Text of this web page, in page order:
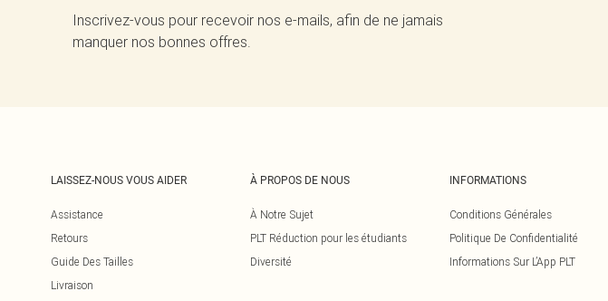
Inscrivez-vous pour recevoir nos e-mails, afin de ne jamais
manquer nos bonnes offres.
LAISSEZ-NOUS VOUS AIDER
Assistance
Retours
Guide Des Tailles
Livraison
À PROPOS DE NOUS
À Notre Sujet
PLT Réduction pour les étudiants
Diversité
INFORMATIONS
Conditions Générales
Politique De Confidentialité
Informations Sur L’App PLT